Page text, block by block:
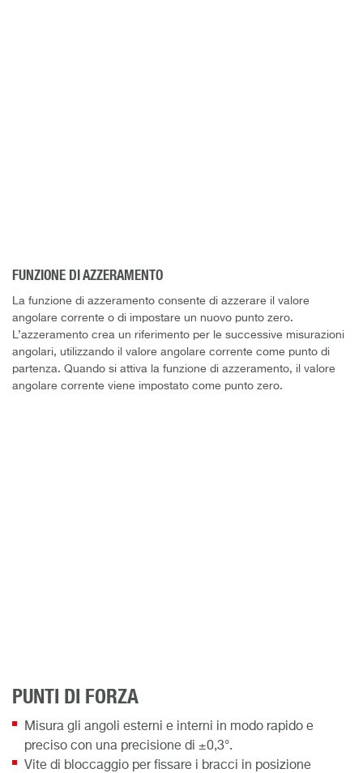
FUNZIONE DI AZZERAMENTO
La funzione di azzeramento consente di azzerare il valore
angolare corrente o di impostare un nuovo punto zero.
L’azzeramento crea un riferimento per le successive misurazioni
angolari, utilizzando il valore angolare corrente come punto di
partenza. Quando si attiva la funzione di azzeramento, il valore
angolare corrente viene impostato come punto zero.
PUNTI DI FORZA
Misura gli angoli esterni e interni in modo rapido e
preciso con una precisione di ±0,3°.
Vite di bloccaggio per fissare i bracci in posizione